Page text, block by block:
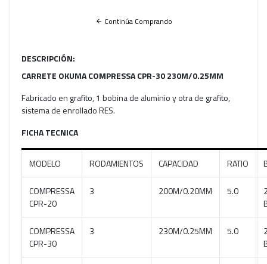
Continúa Comprando
DESCRIPCIÓN:
CARRETE OKUMA COMPRESSA CPR-30 230M/0.25MM
Fabricado en grafito, 1 bobina de aluminio y otra de grafito,
sistema de enrollado RES.
FICHA TECNICA
MODELO RODAMIENTOS CAPACIDAD RATIO
COMPRESSA
CPR-20
3 200M/0.20MM 5.0
COMPRESSA
CPR-30
3 230M/0.25MM 5.0